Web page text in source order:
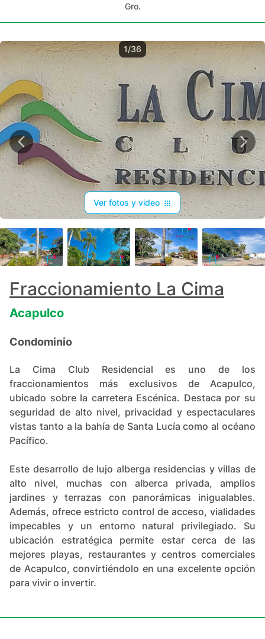
Gro.
1/36
Ver fotos y video
Fraccionamiento La Cima
Acapulco
Condominio
La Cima Club Residencial es uno de los
fraccionamientos más exclusivos de Acapulco,
ubicado sobre la carretera Escénica. Destaca por su
seguridad de alto nivel, privacidad y espectaculares
vistas tanto a la bahía de Santa Lucía como al océano
Pacífico.
Este desarrollo de lujo alberga residencias y villas de
alto nivel, muchas con alberca privada, amplios
jardines y terrazas con panorámicas inigualables.
Además, ofrece estricto control de acceso, vialidades
impecables y un entorno natural privilegiado. Su
ubicación estratégica permite estar cerca de las
mejores playas, restaurantes y centros comerciales
de Acapulco, convirtiéndolo en una excelente opción
para vivir o invertir.